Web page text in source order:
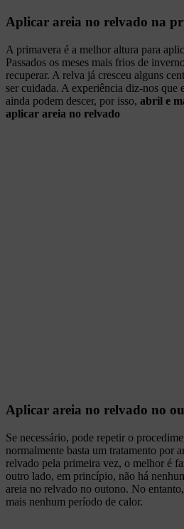
Aplicar areia no relvado na
A primavera é a melhor altura para
Passados os meses mais frios de
recuperar. A relva já cresceu alguns
ser cuidada. A experiência diz-nos que
ainda podem descer, por isso, abril e
aplicar areia no relvado
Aplicar areia no relvado no
Se necessário, pode repetir o
normalmente basta um tratamento por
relvado pela primeira vez, o melhor é
outro lado, em princípio, não há
areia no relvado no outono. No
mais nenhum período de calor.